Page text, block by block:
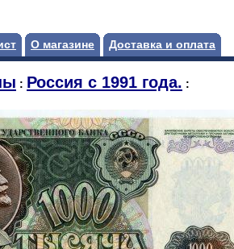
О магазине Доставка и оплата
: Россия с 1991 года. :